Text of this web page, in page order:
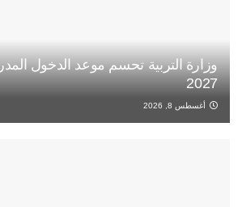
2027
أغسطس 8, 2026